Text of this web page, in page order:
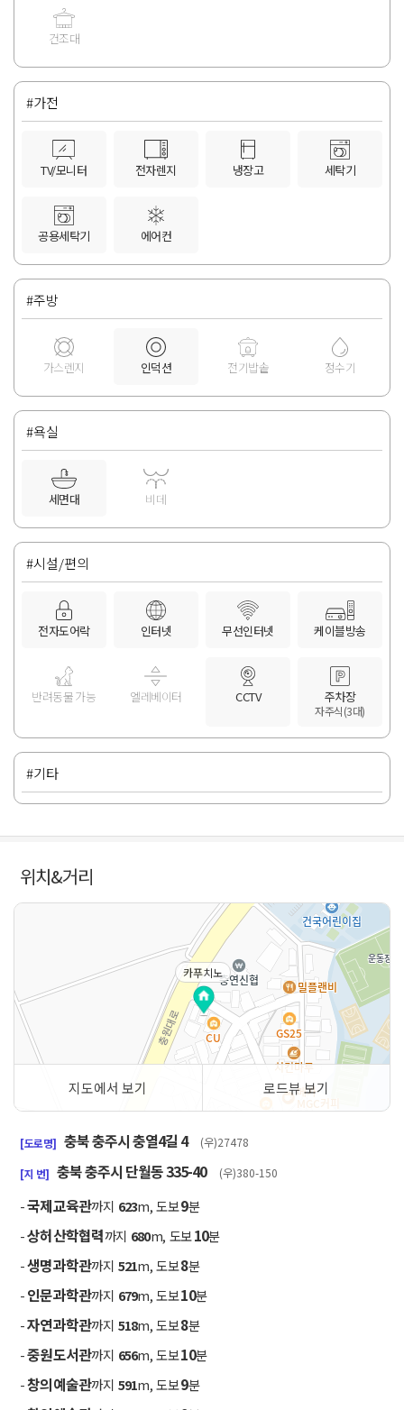
건조대
#가전
TV/모니터 전자렌지 냉장고 세탁기
공용세탁기 에어컨
#주방
가스렌지 인덕션 전기밥솥 정수기
#욕실
세면대 비데
#시설/편의
전자도어락 인터넷 무선인터넷 케이블방송
반려동물 가능 엘레베이터 CCTV 주차장
자주식(3대)
#기타
위치&거리
카푸치노
지도에서 보기 로드뷰 보기
[도로명] 충북 충주시 충열4길 4 (우)27478
[지 번] 충북 충주시 단월동 335-40 (우)380-150
-국제교육관까지 623m, 도보9분
-상허산학협력까지 680m, 도보10분
-생명과학관까지 521m, 도보8분
-인문과학관까지 679m, 도보10분
-자연과학관까지 518m, 도보8분
-중원도서관까지 656m, 도보10분
-창의예술관까지 591m, 도보9분